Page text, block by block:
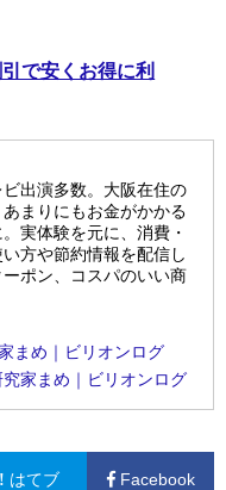
で安くお得に利
出演多数。大阪在住の
まりにもお金がかかる
実体験を元に、消費・
方や節約情報を配信し
ポン、コスパのいい商
まめ｜ビリオンログ
家まめ｜ビリオンログ
はてブ Facebook